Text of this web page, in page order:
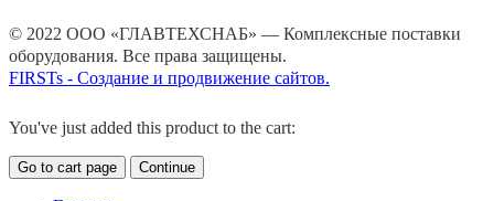
© 2022 ООО «ГЛАВТЕХСНАБ» — Комплексные поставки
оборудования. Все права защищены.
FIRSTs - Создание и продвижение сайтов.
You've just added this product to the cart:
Go to cart page Continue